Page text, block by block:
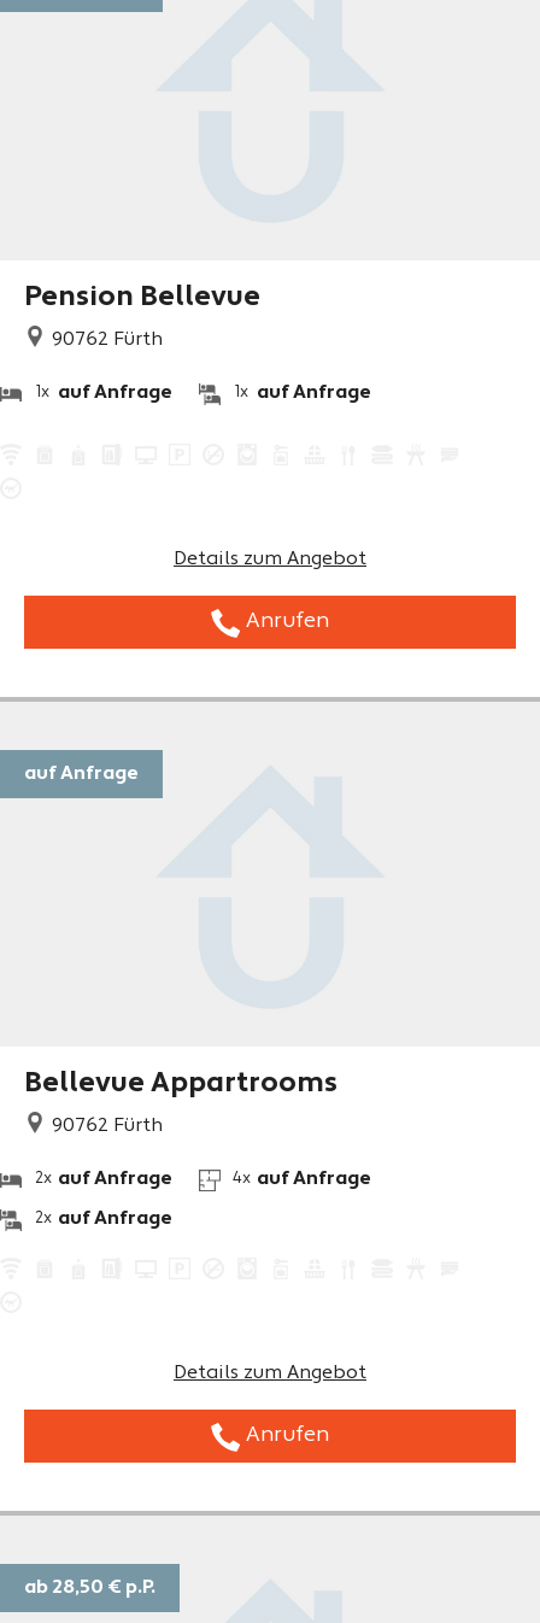
Pension Bellevue
90762 Fürth
1x auf Anfrage 1x auf Anfrage
Details zum Angebot
Anrufen
Bellevue Appartrooms
90762 Fürth
2x auf Anfrage
2x auf Anfrage
4x auf Anfrage
Details zum Angebot
Anrufen
auf Anfrage
ab 28,50 € p.P.